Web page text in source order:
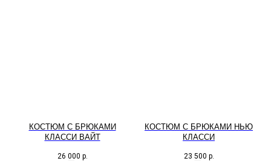
КОСТЮМ С БРЮКАМИ
КЛАССИ ВАЙТ
26 000 р.
КОСТЮМ С БРЮКАМИ НЬЮ
КЛАССИ
23 500 р.